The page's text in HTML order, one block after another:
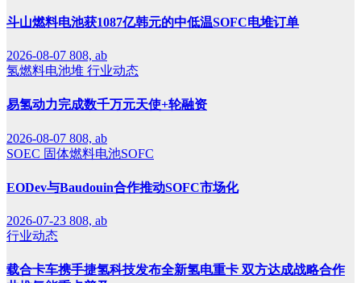
斗山燃料电池获1087亿韩元的中低温SOFC电堆订单
2026-08-07 808, ab
氢燃料电池堆 行业动态
易氢动力完成数千万元天使+轮融资
2026-08-07 808, ab
SOEC 固体燃料电池SOFC
EODev与Baudouin合作推动SOFC市场化
2026-07-23 808, ab
行业动态
载合卡车携手捷氢科技发布全新氢电重卡 双方达成战略合作